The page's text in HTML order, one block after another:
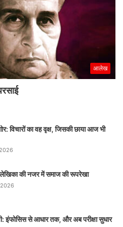
आलेख
विचारों का वह वृक्ष, जिसकी छाया आज भी
लेखिका की नजर में समाज की रूपरेखा
इंफोसिस से आधार तक, और अब परीक्षा सुधार